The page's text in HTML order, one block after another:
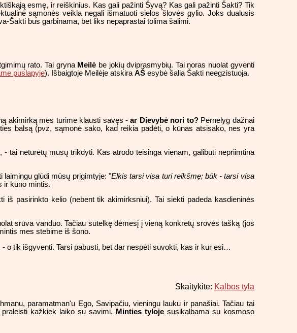
esmę, ir reiškinius. Kas gali pažinti Šyvą? Kas gali pažinti Šakti? Tik
sąmonės veikla negali išmatuoti sielos šlovės gylio. Joks dualusis
Šakti bus garbinama, bet liks nepaprastai tolima šalimi.
rato. Tai gryna Meilė be jokių dviprasmybių. Tai noras nuolat gyventi
puslapyje). Išbaigtoje Meilėje atskiraAŠ esybė šalia Šakti neegzistuoja.
akimirką mes turime klausti savęs -ar Dievybė nori to?Pernelyg dažnai
balsą (pvz, sąmonė sako, kad reikia padėti, o kūnas atsisako, nes yra
tai neturėtų mūsų trikdyti. Kas atrodo teisinga vienam, galibūti nepriimtina
glūdi mūsų prigimtyje: "Elkis tarsi visa turi reikšmę; būk - tarsi visa
ir kūno mintis.
pasirinkto kelio (nebent tik akimirksniui). Tai siekti padeda kasdieninės
srūva vanduo. Tačiau sutelkę dėmesį į vieną konkretų srovės tašką (jos
mes stebime iš šono.
o tik išgyventi. Tarsi pabusti, bet dar nespėti suvokti, kas ir kur esi…
Skaitykite: Kalbos tyla
paramatman'u Ego, Savipačiu, vieningu lauku ir panašiai. Tačiau tai
kažkiek laiko su savimi. Minties tylojesusikalbama su kosmoso